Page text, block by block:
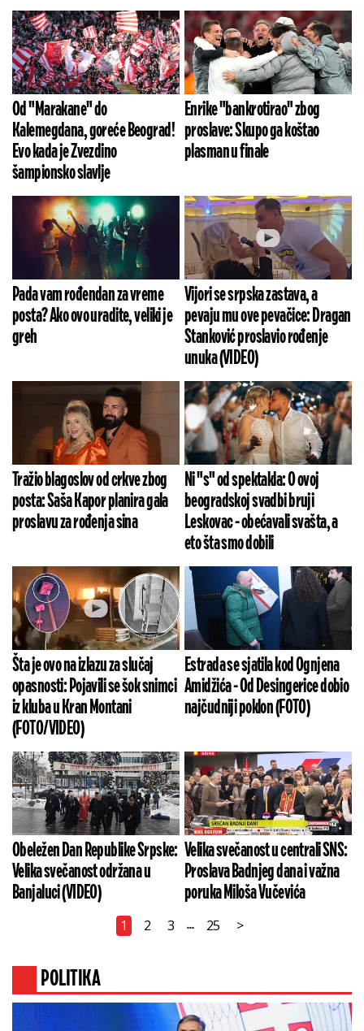
Od "Marakane" do
Kalemegdana, goreće Beograd!
Evo kada je Zvezdino
šampionsko slavlje
Enrike "bankrotirao" zbog
proslave: Skupo ga koštao
plasman u finale
Pada vam rođendan za vreme
posta? Ako ovo uradite, veliki je
greh
Vijori se srpska zastava, a
pevaju mu ove pevačice: Dragan
Stanković proslavio rođenje
unuka (VIDEO)
Tražio blagoslov od crkve zbog
posta: Saša Kapor planira gala
proslavu za rođenja sina
Ni "s" od spektakla: O ovoj
beogradskoj svadbi bruji
Leskovac - obećavali svašta, a
eto šta smo dobili
Šta je ovo na izlazu za slučaj
opasnosti: Pojavili se šok snimci
iz kluba u Kran Montani
(FOTO/VIDEO)
Estrada se sjatila kod Ognjena
Amidžića - Od Desingerice dobio
najčudniji poklon (FOTO)
Obeležen Dan Republike Srpske:
Velika svečanost održana u
Banjaluci (VIDEO)
Velika svečanost u centrali SNS:
Proslava Badnjeg dana i važna
poruka Miloša Vučevića
1 2 3 ... 25 >
POLITIKA